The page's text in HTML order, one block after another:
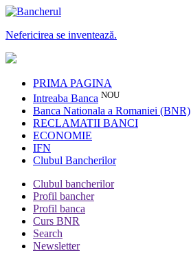
Nefericirea se inventează.
PRIMA PAGINA
Intreaba Banca NOU
Banca Nationala a Romaniei (BNR)
RECLAMATII BANCI
ECONOMIE
IFN
Clubul Bancherilor
Clubul bancherilor
Profil bancher
Profil banca
Curs BNR
Search
Newsletter